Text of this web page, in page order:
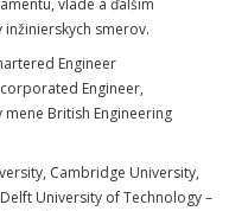
vláde a ďalším
inžinierskych smerov.
Engineer
Engineer,
mene British Engineering
Cambridge University,
University of Technology –